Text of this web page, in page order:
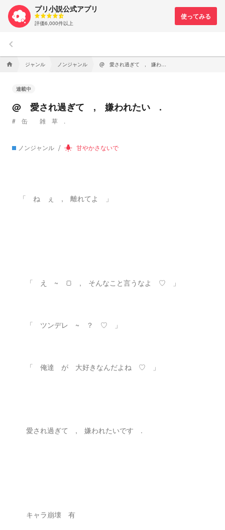
プリ小説公式アプリ
評価6,000件以上
keyboard_arrow_left
home ジャンル ノンジャンル
連載中
@ 愛され過ぎて , 嫌われたい .
# 缶 雑 草 .
ノンジャンル wb_incandescent 甘やかさないで
「 ね ぇ , 離れてよ 」
「 え ~ 🍞 , そんなこと言うなよ ♡ 」
「 ツンデレ ~ ？ ♡ 」
「 俺達 が 大好きなんだよね ♡ 」
愛され過ぎて , 嫌われたいです .
キャラ崩壊 有